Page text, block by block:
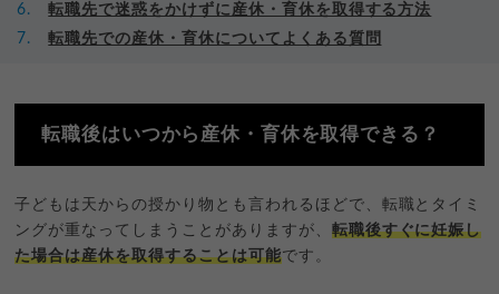
転職先で迷惑をかけずに産休・育休を取得する方法
転職先での産休・育休についてよくある質問
転職後はいつから産休・育休を取得できる？
子どもは天からの授かり物とも言われるほどで、転職とタイミ
ングが重なってしまうことがありますが、 転職後すぐに妊娠し
た場合は産休を取得することは可能です。